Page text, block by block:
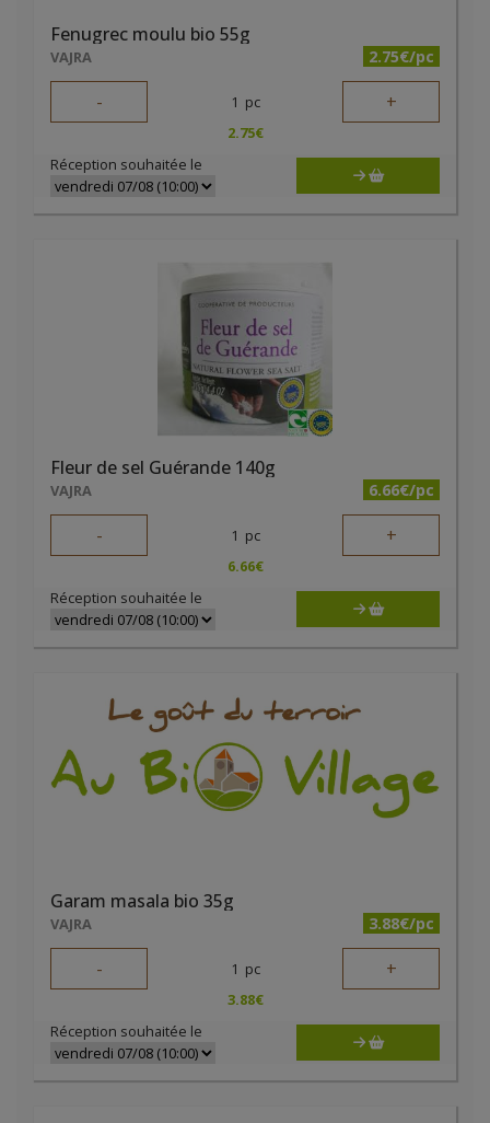
Fenugrec moulu bio 55g
VAJRA 2.75€/pc
- 1 pc +
2.75€
Réception souhaitée le
Fleur de sel Guérande 140g
VAJRA 6.66€/pc
- 1 pc +
6.66€
Réception souhaitée le
Garam masala bio 35g
VAJRA 3.88€/pc
- 1 pc +
3.88€
Réception souhaitée le